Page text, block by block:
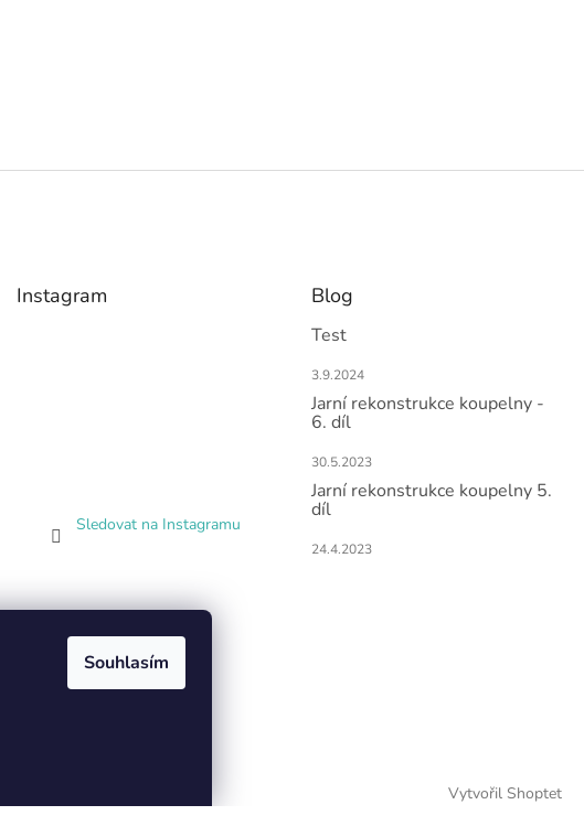
Souhlasím
Instagram
Sledovat na Instagramu
Blog
Test
3.9.2024
Jarní rekonstrukce koupelny -
6. díl
30.5.2023
Jarní rekonstrukce koupelny 5.
díl
24.4.2023
Vytvořil Shoptet